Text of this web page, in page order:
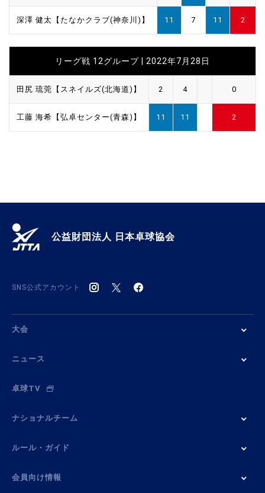
深澤 健太【たなかクラブ(神奈川)】 11 7 11 2
リーグ戦 12グループ | 2022年7月28日
田尻 琉莞【スネイルズ(北海道)】 2 4 0
工藤 海希【弘卓センター(青森)】 11 11 2
公益財団法人 日本卓球協会
SNS公式アカウント
大会
ニュース
卓球TV
ナショナルチーム
ルール・ガイド
会員向け情報